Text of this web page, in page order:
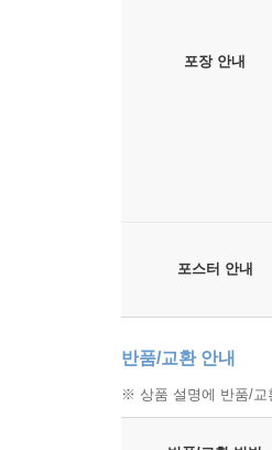
포장 안내
포스터 안내
반품/교환 안내
※ 상품 설명에 반품/교